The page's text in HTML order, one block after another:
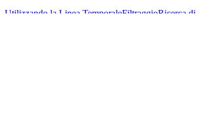
Utilizzando la Linea TemporaleFiltraggioRicerca di